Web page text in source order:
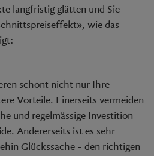
langfristig glätten und Sie
wie das
schont nicht nur Ihre
Vorteile. Einerseits vermeiden
und regelmässige Investition
Andererseits ist es sehr
Glückssache – den richtigen